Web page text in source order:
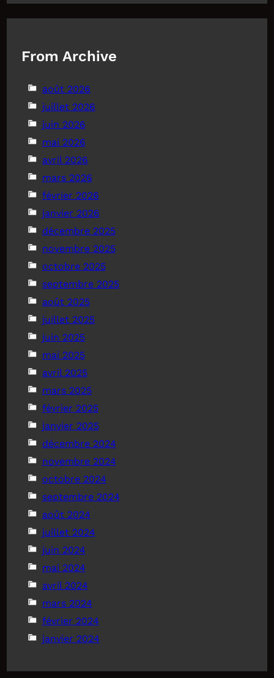
From Archive
août 2026
juillet 2026
juin 2026
mai 2026
avril 2026
mars 2026
février 2026
janvier 2026
décembre 2025
novembre 2025
octobre 2025
septembre 2025
août 2025
juillet 2025
juin 2025
mai 2025
avril 2025
mars 2025
février 2025
janvier 2025
décembre 2024
novembre 2024
octobre 2024
septembre 2024
août 2024
juillet 2024
juin 2024
mai 2024
avril 2024
mars 2024
février 2024
janvier 2024